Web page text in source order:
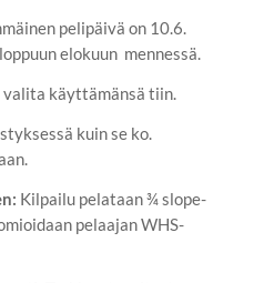
pelipäivä on 10.6.
elokuun mennessä.
käyttämänsä tiin.
kuin se ko.
Kilpailu pelataan ¾ slope-
pelaajan WHS-